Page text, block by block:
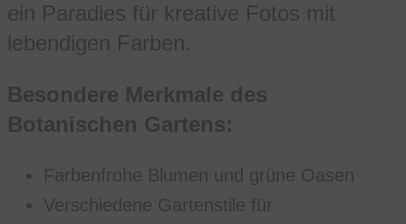
ein Paradies für kreative Fotos mit
lebendigen Farben.
Besondere Merkmale des
Botanischen Gartens:
Farbenfrohe Blumen und grüne Oasen
Verschiedene Gartenstile für